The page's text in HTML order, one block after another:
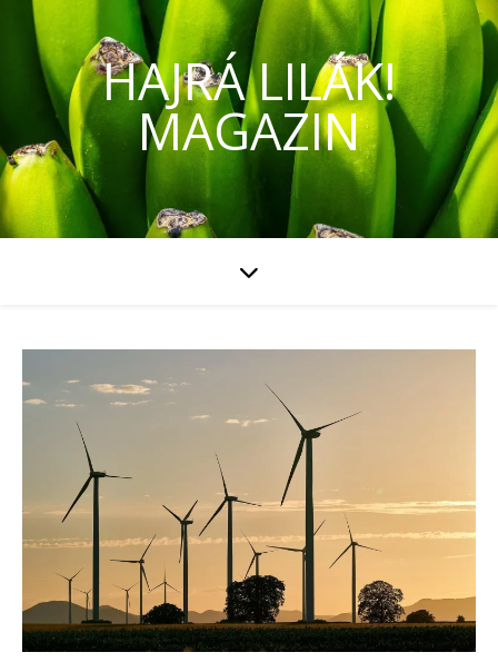
HAJRÁ LILÁK!
MAGAZIN